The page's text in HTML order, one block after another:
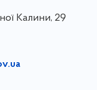
Калини, 29